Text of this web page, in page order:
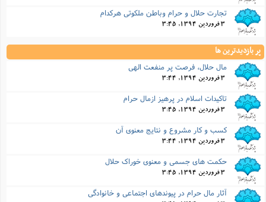
تجارت حلال و حرام وباطن ملکوتی هرکدام
3 فروردین 1394, 3:45
پر بازدیدترین ها
مال حلال، فرصت پر منفعت الهی
3 فروردین 1394, 3:44
تاکیدات اسلام در پرهیز ازمال حرام
3 فروردین 1394, 3:45
کسب و کار مشروع و نتایج معنوی آن
3 فروردین 1394, 3:44
حکمت های جسمی و معنوی خوراک حلال
3 فروردین 1394, 3:45
آثار مال حرام در پیوندهای اجتماعی و خانوادگی